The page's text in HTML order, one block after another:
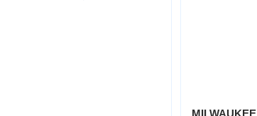
MILWAUKEE